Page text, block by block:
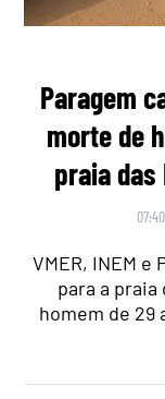
Paragem
morte de
praia
VMER, INEM
para a
homem de 29